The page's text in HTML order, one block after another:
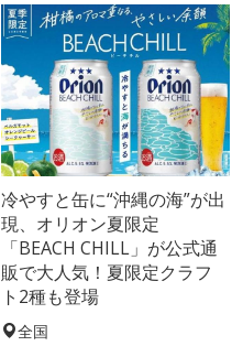
冷やすと缶に“沖縄の海”が出
現、オリオン夏限定
「BEACH CHILL」が公式通
販で大人気！夏限定クラフ
ト2種も登場
全国